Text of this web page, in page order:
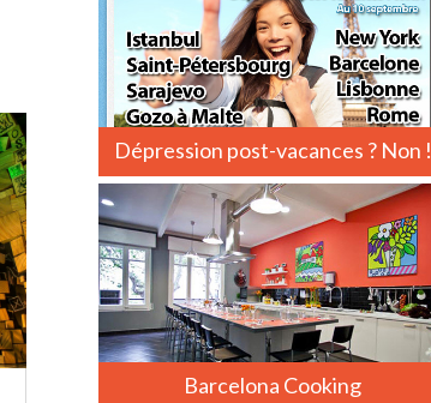
Dépression post-vacances ? Non !
Barcelona Cooking